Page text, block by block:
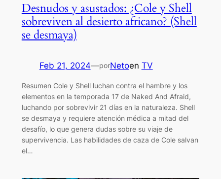
Desnudos y asustados: ¿Cole y Shell
sobreviven al desierto africano? (Shell
se desmaya)
Feb 21, 2024—porNetoen TV
Resumen Cole y Shell luchan contra el hambre y los
elementos en la temporada 17 de Naked And Afraid,
luchando por sobrevivir 21 días en la naturaleza. Shell
se desmaya y requiere atención médica a mitad del
desafío, lo que genera dudas sobre su viaje de
supervivencia. Las habilidades de caza de Cole salvan
el…